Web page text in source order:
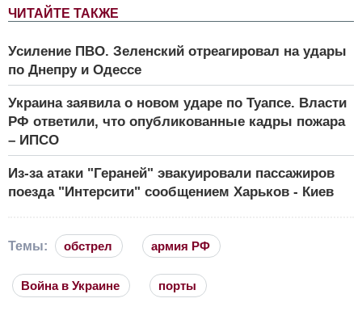
ЧИТАЙТЕ ТАКЖЕ
Усиление ПВО. Зеленский отреагировал на удары
по Днепру и Одессе
Украина заявила о новом ударе по Туапсе. Власти
РФ ответили, что опубликованные кадры пожара
– ИПСО
Из-за атаки "Гераней" эвакуировали пассажиров
поезда "Интерсити" сообщением Харьков - Киев
Темы: обстрел армия РФ
Война в Украине порты